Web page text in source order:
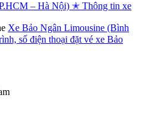
– Hà Nội) ✭ Thông tin xe
Xe Bảo Ngân Limousine (Bình
số điện thoại đặt vé xe Bảo